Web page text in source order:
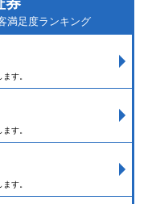
満足度ランキング
す。
す。
す。